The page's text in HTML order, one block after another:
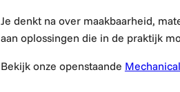
Je denkt na over maakbaarheid,
aan oplossingen die in de praktijk
Bekijk onze openstaande